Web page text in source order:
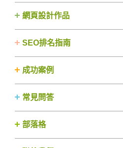
網頁設計作品
SEO排名指南
成功案例
常見問答
部落格